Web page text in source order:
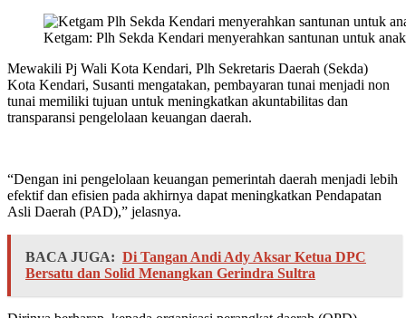
Ketgam: Plh Sekda Kendari menyerahkan santunan untuk
Mewakili Pj Wali Kota Kendari, Plh Sekretaris Daerah (Sekda)
Kota Kendari, Susanti mengatakan, pembayaran tunai menjadi non
tunai memiliki tujuan untuk meningkatkan akuntabilitas dan
transparansi pengelolaan keuangan daerah.
“Dengan ini pengelolaan keuangan pemerintah daerah menjadi lebih
efektif dan efisien pada akhirnya dapat meningkatkan Pendapatan
Asli Daerah (PAD),” jelasnya.
BACA JUGA: Di Tangan Andi Ady Aksar Ketua DPC
Bersatu dan Solid Menangkan Gerindra Sultra